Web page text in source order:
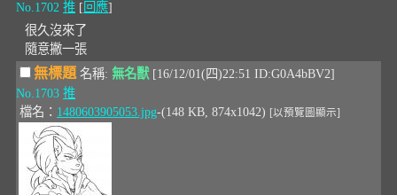
No.1702 推 [ 回應]
很久沒來了
隨意撇一張
無標題 名稱: 無名獸[16/12/01(四)22:51 ID:G0A4bBV2]
No.1703 推
檔名： 1480603905053.jpg-(148 KB, 874x1042) [以預覽圖顯示]